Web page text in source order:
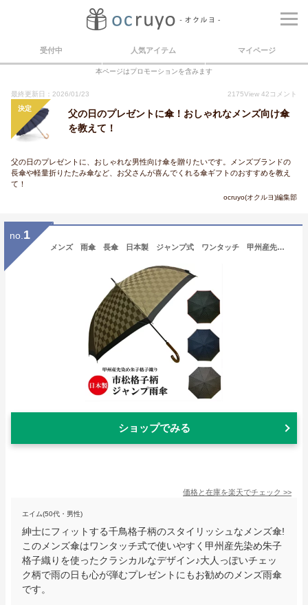
受付中 人気アイテム マイページ
本ページはプロモーションを含みます
最終更新日：2026/01/23 2175View 42 コメント
決定
父の日のプレゼントに傘！おしゃれなメンズ向け傘
を教えて！
父の日のプレゼントに、おしゃれな男性向け傘を贈りたいです。メンズブランドの
長傘や軽量折りたたみ傘など、お父さんが喜んでくれる傘ギフトのおすすめを教え
て！
ocruyo(オクルヨ)編集部
no. 1
メンズ 雨傘 長傘 日本製 ジャンプ式 ワンタッチ 甲州産先染め朱子格子織り 市松柄 チェック柄 おしゃれ スタイリッシュ 男性
ショップでみる
価格と在庫を楽天でチェック >>
エイム(50代・男性)
紳士にフィットする千鳥格子柄のスタイリッシュなメンズ傘!
このメンズ傘はワンタッチ式で使いやすく甲州産先染め朱子
格子織りを使ったクラシカルなデザイン♪大人っぽいチェッ
ク柄で雨の日も心が弾むプレゼントにもお勧めのメンズ雨傘
です。